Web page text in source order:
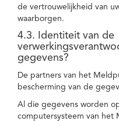
de vertrouwelijkheid van
waarborgen.
4.3. Identiteit van de
gegevens?
De partners van het
bescherming van de
Al die gegevens worden
computersysteem van